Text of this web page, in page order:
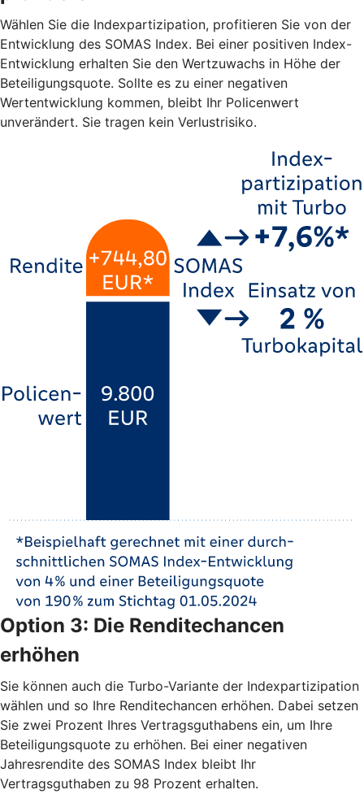
Wählen Sie die Indexpartizipation, profitieren Sie von der
Entwicklung des SOMAS Index. Bei einer positiven Index-
Entwicklung erhalten Sie den Wertzuwachs in Höhe der
Beteiligungsquote. Sollte es zu einer negativen
Wertentwicklung kommen, bleibt Ihr Policenwert
unverändert. Sie tragen kein Verlustrisiko.
Option 3: Die Renditechancen
erhöhen
Sie können auch die Turbo-Variante der Indexpartizipation
wählen und so Ihre Renditechancen erhöhen. Dabei setzen
Sie zwei Prozent Ihres Vertragsguthabens ein, um Ihre
Beteiligungsquote zu erhöhen. Bei einer negativen
Jahresrendite des SOMAS Index bleibt Ihr
Vertragsguthaben zu 98 Prozent erhalten.